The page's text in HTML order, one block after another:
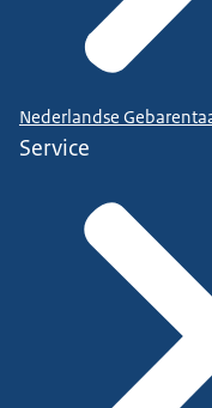
Nederlandse
Service